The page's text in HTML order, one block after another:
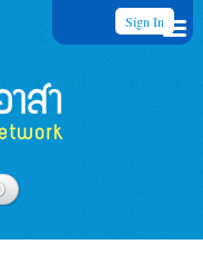
Sign In